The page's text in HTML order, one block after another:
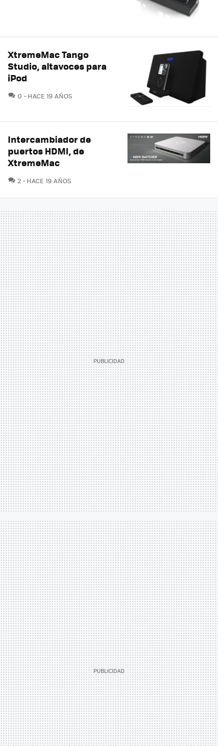
XtremeMac Tango
Studio, altavoces para
iPod
0 COMENTARIOS
HACE 19 AÑOS
Intercambiador de
puertos HDMI, de
XtremeMac
2 COMENTARIOS
HACE 19 AÑOS